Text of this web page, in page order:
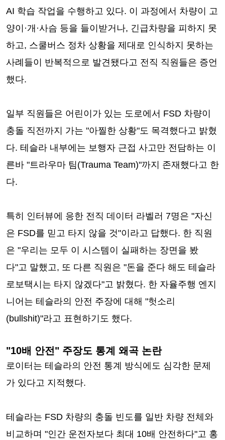
AI 학습 작업을 수행하고 있다. 이 과정에서 차량이 고
양이·개·사슴 등을 들이받거나, 긴급차량을 피하지 못
하고, 스쿨버스 정차 상황을 제대로 인식하지 못하는
사례들이 반복적으로 발견됐다고 전직 직원들은 증언
했다.
일부 직원들은 어린이가 있는 도로에서 FSD 차량이
충돌 직전까지 가는 "아찔한 상황"도 목격했다고 밝혔
다. 테슬라 내부에는 보행자 근접 사고만 전담하는 이
른바 "트라우마 팀(Trauma Team)"까지 존재했다고 한
다.
특히 인터뷰에 응한 전직 데이터 라벨러 7명은 "자신
은 FSD를 믿고 타지 않을 것"이라고 답했다. 한 직원
은 "우리는 모두 이 시스템이 실패하는 장면을 봤
다"고 말했고, 또 다른 직원은 "돈을 준다 해도 테슬라
로보택시는 타지 않겠다"고 밝혔다. 한 자율주행 엔지
니어는 테슬라의 안전 주장에 대해 "헛소리
(bullshit)"라고 표현하기도 했다.
"10배 안전" 주장도 통계 왜곡 논란
로이터는 테슬라의 안전 통계 방식에도 심각한 문제
가 있다고 지적했다.
테슬라는 FSD 차량의 충돌 빈도를 일반 차량 전체와
비교하며 "인간 운전자보다 최대 10배 안전하다"고 홍